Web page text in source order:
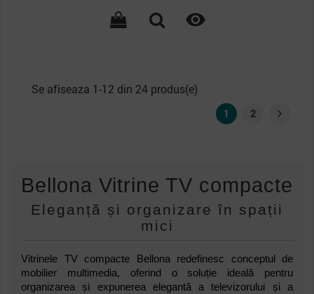

Se afiseaza 1-12 din 24 produs(e)
1 2
Bellona Vitrine TV compacte
Eleganță și organizare în spații
mici
Vitrinele TV compacte Bellona redefinesc conceptul de
mobilier multimedia, oferind o soluție ideală pentru
organizarea și expunerea elegantă a televizorului și a